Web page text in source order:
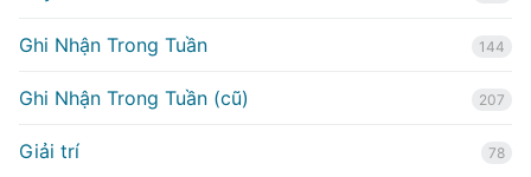
Ghi Nhận Trong Tuần 144
Ghi Nhận Trong Tuần (cũ) 207
Giải trí 78